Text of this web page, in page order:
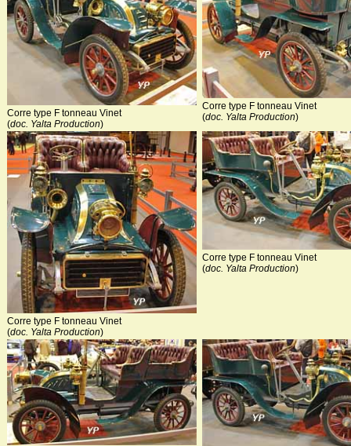
Corre type F tonneau Vinet
(doc. Yalta Production)
Corre type F tonneau Vinet
(doc. Yalta Production)
Corre type F tonneau Vinet
(doc. Yalta Production)
Corre type F tonneau Vinet
(doc. Yalta Production)